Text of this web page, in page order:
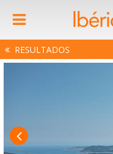
RESULTADOS